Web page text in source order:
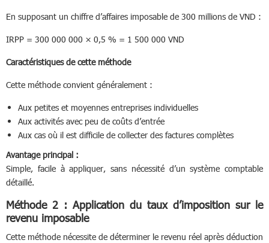
En supposant un chiffre d’affaires imposable de 300 millions de VND :
IRPP = 300 000 000 × 0,5 % = 1 500 000 VND
Caractéristiques de cette méthode
Cette méthode convient généralement :
Aux petites et moyennes entreprises individuelles
Aux activités avec peu de coûts d’entrée
Aux cas où il est difficile de collecter des factures complètes
Avantage principal :
Simple, facile à appliquer, sans nécessité d’un système comptable
détaillé.
Méthode 2 : Application du taux d’imposition sur le
revenu imposable
Cette méthode nécessite de déterminer le revenu réel après déduction